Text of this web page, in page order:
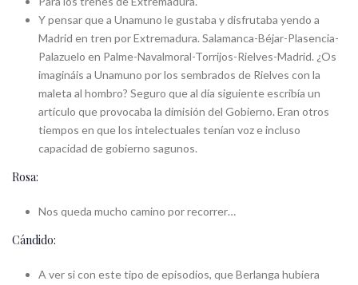
Y pensar que a Unamuno le gustaba y disfrutaba yendo a
Madrid en tren por Extremadura. Salamanca-Béjar-Plasencia-
Palazuelo en Palme-Navalmoral-Torrijos-Rielves-Madrid. ¿Os
imagináis a Unamuno por los sembrados de Rielves con la
maleta al hombro? Seguro que al día siguiente escribía un
artículo que provocaba la dimisión del Gobierno. Eran otros
tiempos en que los intelectuales tenían voz e incluso
capacidad de gobierno sagunos.
Rosa:
Nos queda mucho camino por recorrer…
Cándido:
A ver si con este tipo de episodios, que Berlanga hubiera